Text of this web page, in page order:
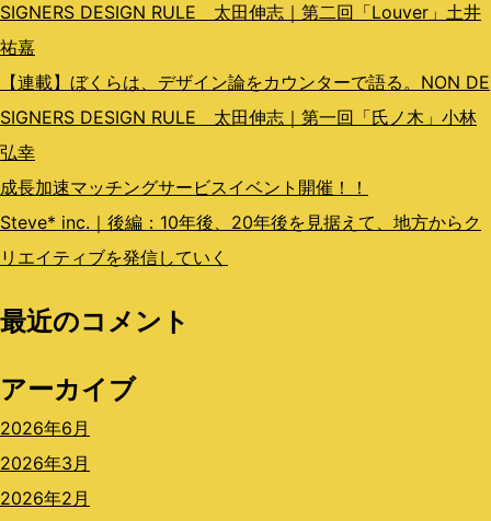
SIGNERS DESIGN RULE 太田伸志｜第二回「Louver」土井
祐嘉
【連載】ぼくらは、デザイン論をカウンターで語る。NON DE
SIGNERS DESIGN RULE 太田伸志｜第一回「氏ノ木」小林
弘幸
成長加速マッチングサービスイベント開催！！
Steve* inc.｜後編：10年後、20年後を見据えて、地方からク
リエイティブを発信していく
最近のコメント
アーカイブ
2026年6月
2026年3月
2026年2月